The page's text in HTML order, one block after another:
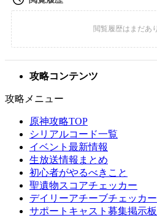
攻略コンテンツ
攻略メニュー
原神攻略TOP
シリアルコード一覧
イベント最新情報
生放送情報まとめ
初心者がやるべきこと
聖遺物スコアチェッカー
デイリーアチーブチェッカー
サポートキャスト募集掲示板